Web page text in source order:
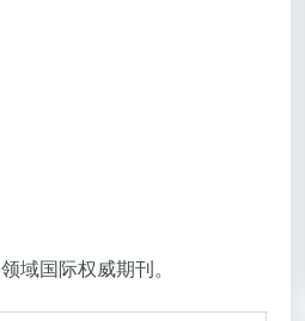
域国际权威期刊。